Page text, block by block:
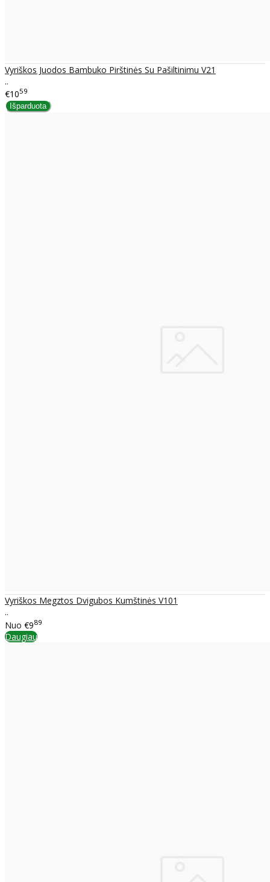
Vyriškos Juodos Bambuko Pirštinės Su Pašiltinimu V21
..
€1059
Vyriškos Megztos Dvigubos Kumštinės V101
..
Nuo €989
Daugiau